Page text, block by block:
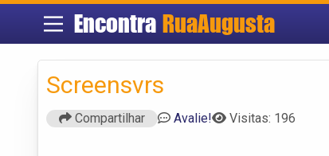
EncontraRuaAugusta
Screensvrs
Compartilhar Avalie! Visitas: 196